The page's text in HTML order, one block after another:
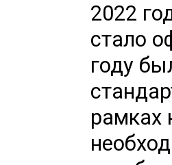
2022
стало
году
рамках